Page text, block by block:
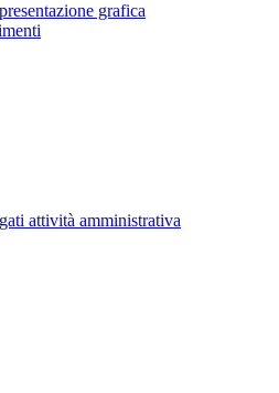
grafica
attività amministrativa